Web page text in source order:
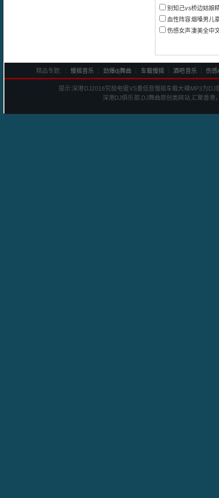
别知己vs桥边姑娘
血性阵容烟嗓男儿豪情再邀兄
伤感女声凄美全中文慢
精品专题: ┆ 慢摇音乐 劲爆dj舞曲 车载慢摇 ┆酒吧音乐┆伤感
提示:深港DJ2016究极电锯VS重低音慢摇车载大碟 MP3为DJ
深港DJ俱乐部,DJ舞曲原创类网站,汇聚香港